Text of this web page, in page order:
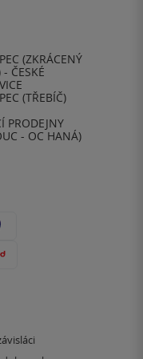
(ZKRÁCENÝ
- ČESKÉ
(TŘEBÍČ)
PRODEJNY
- OC HANÁ)